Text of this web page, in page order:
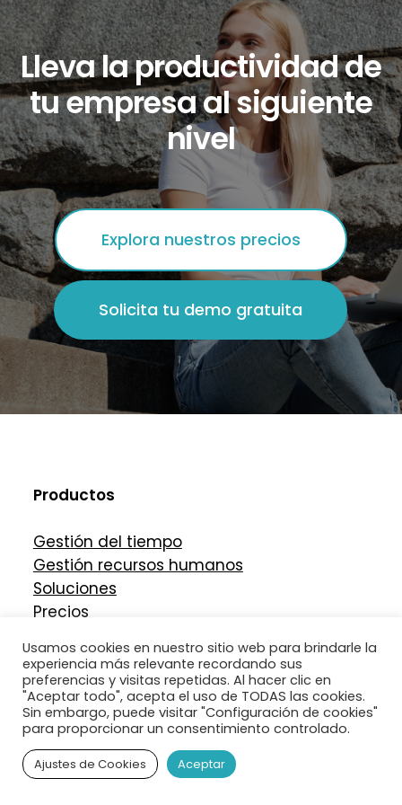
extras mediante un sistema preciso de
registro y supervisión, asegurando que las
horas adicionales se registren
correctamente y se paguen conforme a
la normativa.
Llevalaproductividadde
tuempresaalsiguiente
nivel
Explora nuestros precios
Solicita tu demo gratuita
Productos
Gestión del tiempo
Gestión recursos humanos
Soluciones
Precios
Prueba gratis
Empresa
¿Por qué Nubelist?
Sobre nosotros
Usamos cookies en nuestro sitio web para brindarle la
experiencia más relevante recordando sus
preferencias y visitas repetidas. Al hacer clic en
"Aceptar todo", acepta el uso de TODAS las cookies.
Sin embargo, puede visitar "Configuración de cookies"
para proporcionar un consentimiento controlado.
Ajustes de Cookies Aceptar